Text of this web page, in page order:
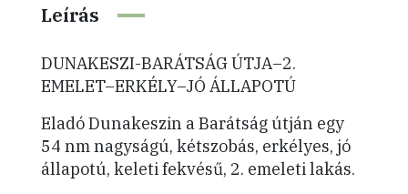
Leírás
DUNAKESZI-BARÁTSÁG ÚTJA–2.
EMELET–ERKÉLY–JÓ ÁLLAPOTÚ
Eladó Dunakeszin a Barátság útján egy
54 nm nagyságú, kétszobás, erkélyes, jó
állapotú, keleti fekvésű, 2. emeleti lakás.